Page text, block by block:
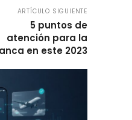
ARTÍCULO SIGUIENTE
5 puntos de
atención para la
en este 2023